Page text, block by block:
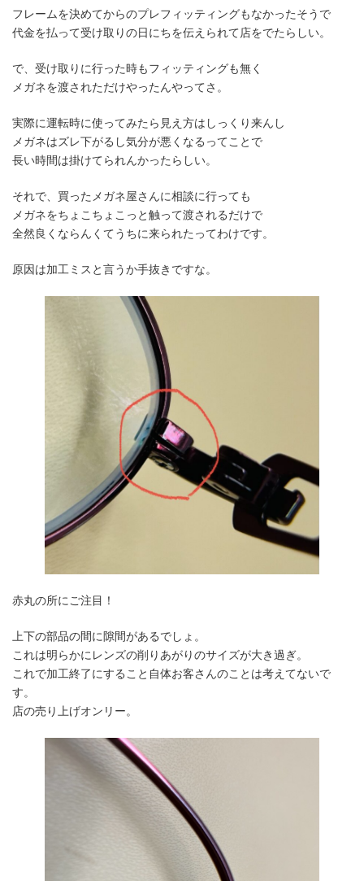
フレームを決めてからのプレフィッティングもなかったそうで
代金を払って受け取りの日にちを伝えられて店をでたらしい。
で、受け取りに行った時もフィッティングも無く
メガネを渡されただけやったんやってさ。
実際に運転時に使ってみたら見え方はしっくり来んし
メガネはズレ下がるし気分が悪くなるってことで
長い時間は掛けてられんかったらしい。
それで、買ったメガネ屋さんに相談に行っても
メガネをちょこちょこっと触って渡されるだけで
全然良くならんくてうちに来られたってわけです。
原因は加工ミスと言うか手抜きですな。
赤丸の所にご注目！
上下の部品の間に隙間があるでしょ。
これは明らかにレンズの削りあがりのサイズが大き過ぎ。
これで加工終了にすること自体お客さんのことは考えてないで
す。
店の売り上げオンリー。